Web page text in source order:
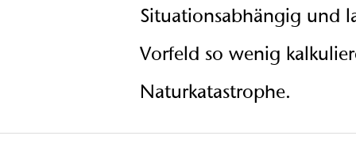
Situationsabhängig und
Vorfeld so wenig
Naturkatastrophe.